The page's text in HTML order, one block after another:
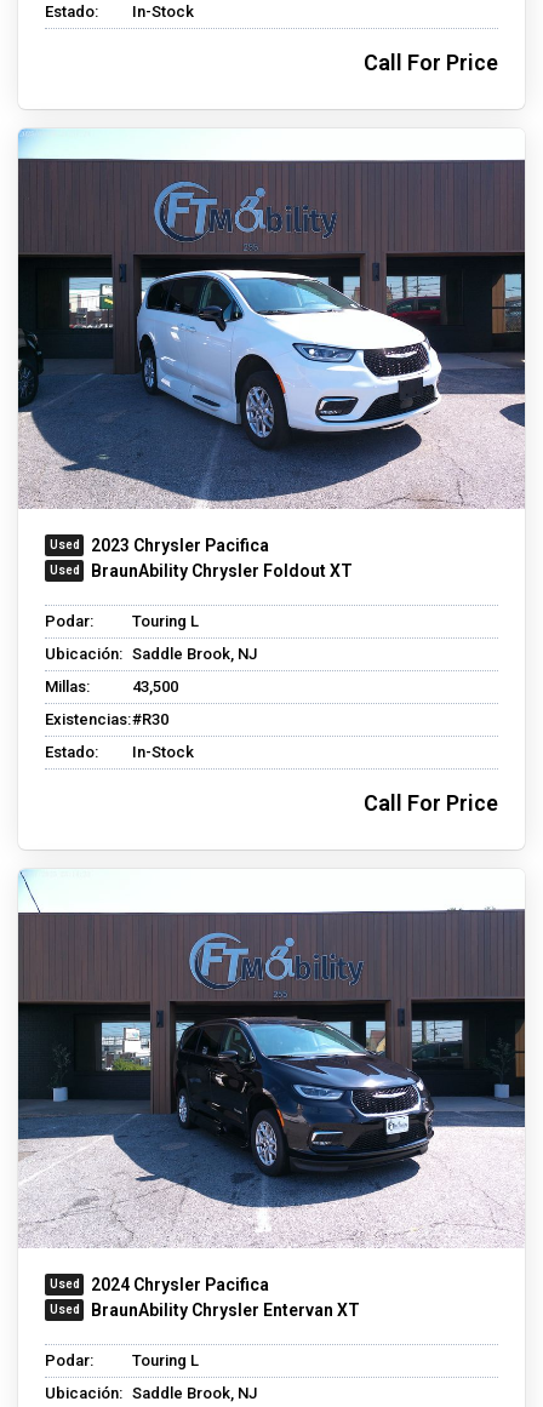
Estado:
In-Stock
Call For Price
2023 Chrysler Pacifica
BraunAbility Chrysler Foldout XT
Podar:
Touring L
Ubicación: Saddle Brook, NJ
Millas:
43,500
Existencias:#R30
Estado:
In-Stock
Call For Price
2024 Chrysler Pacifica
BraunAbility Chrysler Entervan XT
Podar:
Touring L
Ubicación: Saddle Brook, NJ